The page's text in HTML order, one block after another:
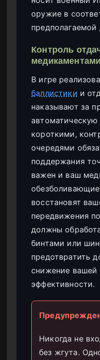
оружие в
предполагаемой
Контроль
В игре
баллистики и
наказывают за
автоматическую
короткими,
очередями
поддержания
важен и ваш
восстановят
передвижения
должны
бинтами или
предотвратить
снижение вашей
эффективности.
Никогда не
без жгута.